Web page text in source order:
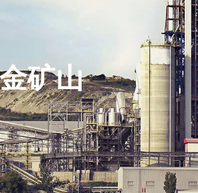
矿山